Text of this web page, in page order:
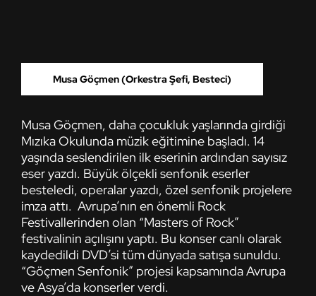
Musa Göçmen (Orkestra Şefi, Besteci)
Musa Göçmen, daha çocukluk yaşlarında girdiği
Mızıka Okulunda müzik eğitimine başladı. 14
yaşında seslendirilen ilk eserinin ardından sayısız
eser yazdı. Büyük ölçekli senfonik eserler
besteledi, operalar yazdı, özel senfonik projelere
imza attı. Avrupa’nın en önemli Rock
Festivallerinden olan “Masters of Rock”
festivalinin açılışını yaptı. Bu konser canlı olarak
kaydedildi DVD’si tüm dünyada satışa sunuldu.
“Göçmen Senfonik” projesi kapsamında Avrupa
ve Asya’da konserler verdi.